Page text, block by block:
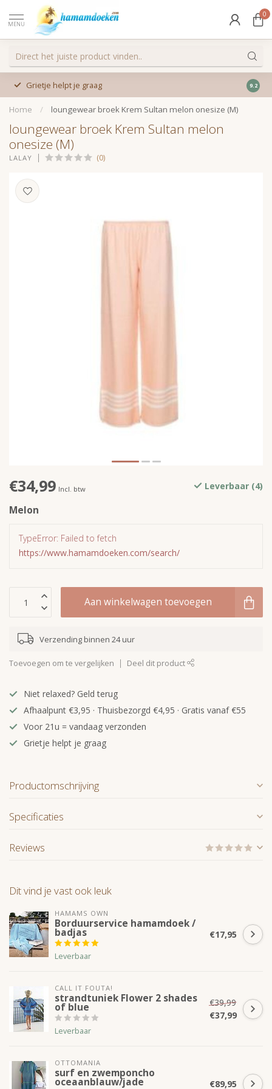
MENU
0
Grietje helpt je graag 9.2
Home / loungewear broek Krem Sultan melon onesize (M)
loungewear broek Krem Sultan melon
onesize (M)
LALAY (0)
€34,99 Incl. btw Leverbaar (4)
Melon
TypeError: Failed to fetch
https://www.hamamdoeken.com/search/
Aan winkelwagen toevoegen
Verzending binnen 24 uur
Toevoegen om te vergelijken Deel dit product
Niet relaxed? Geld terug
Afhaalpunt €3,95 · Thuisbezorgd €4,95 · Gratis vanaf €55
Voor 21u = vandaag verzonden
Grietje helpt je graag
Productomschrijving
Specificaties
Reviews
Dit vind je vast ook leuk
HAMAMS OWN
Borduurservice hamamdoek /
badjas
Leverbaar
€17,95
CALL IT FOUTA!
strandtuniek Flower 2 shades
of blue
Leverbaar
€39,99
€37,99
OTTOMANIA
surf en zwemponcho
oceaanblauw/jade €89,95